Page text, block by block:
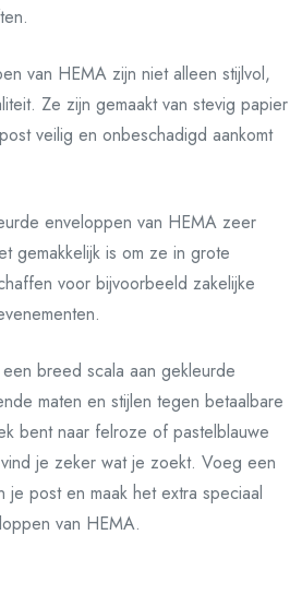
van HEMA zijn niet alleen stijlvol,
Ze zijn gemaakt van stevig papier
veilig en onbeschadigd aankomt
enveloppen van HEMA zeer
gemakkelijk is om ze in grote
voor bijvoorbeeld zakelijke
breed scala aan gekleurde
maten en stijlen tegen betaalbare
bent naar felroze of pastelblauwe
je zeker wat je zoekt. Voeg een
je post en maak het extra speciaal
van HEMA.